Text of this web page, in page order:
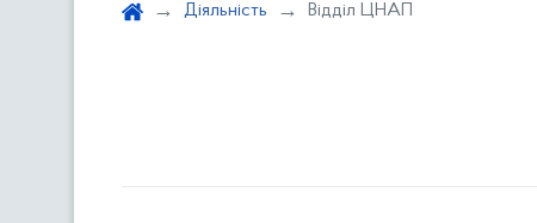
Діяльність Відділ ЦНАП